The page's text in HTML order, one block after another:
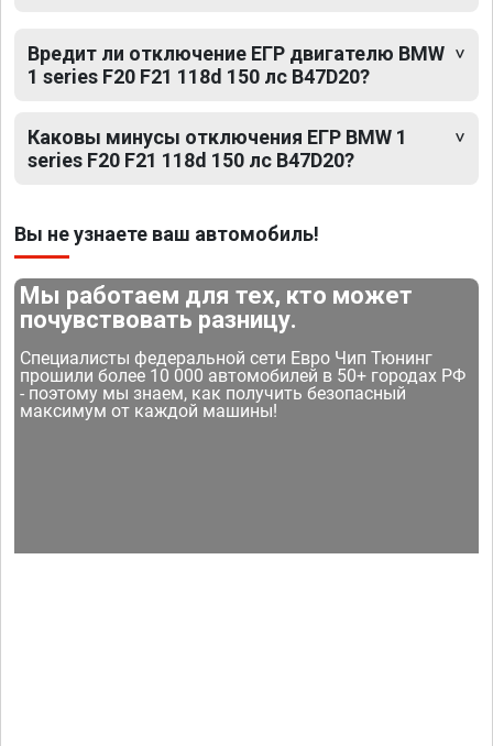
Вредит ли отключение ЕГР двигателю BMW
1 series F20 F21 118d 150 лс B47D20?
Каковы минусы отключения ЕГР BMW 1
series F20 F21 118d 150 лс B47D20?
Вы не узнаете ваш автомобиль!
Мы работаем для тех, кто может
почувствовать разницу.
Специалисты федеральной сети Евро Чип Тюнинг
прошили более 10 000 автомобилей в 50+ городах РФ
- поэтому мы знаем, как получить безопасный
максимум от каждой машины!